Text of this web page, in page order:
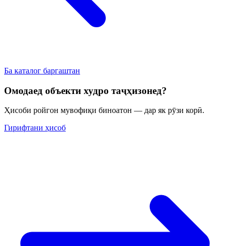
Ба каталог баргаштан
Омодаед объекти худро таҷҳизонед?
Ҳисоби ройгон мувофиқи биноатон — дар як рӯзи корӣ.
Гирифтани ҳисоб